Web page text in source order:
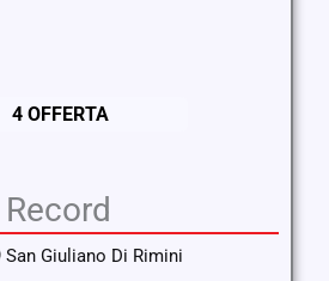
4 OFFERTA
San Giuliano Di Rimini